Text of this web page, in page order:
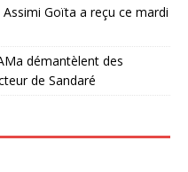
Goïta a reçu ce mardi
démantèlent des
de Sandaré